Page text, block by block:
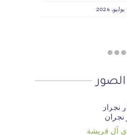
بدعم من منصة ديم
الصور
آل قريشة